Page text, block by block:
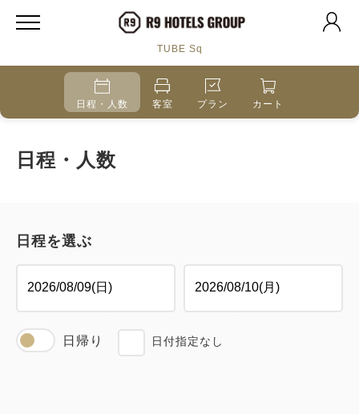
TUBE Sq
日程・人数 客室 プラン カート
日程・人数
日程を選ぶ
日帰り 日付指定なし